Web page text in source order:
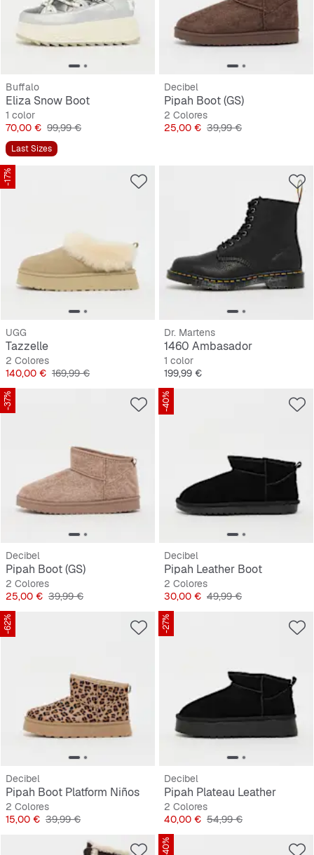
Buffalo
Eliza Snow Boot
1 color
Precio
70,00 € Precio original
99,99 €
Last Sizes
Decibel
Pipah Boot (GS)
2 Colores
Precio
25,00 € Precio original
39,99 €
-17%
UGG
Tazzelle
2 Colores
Precio
140,00 € Precio original
169,99 €
Dr. Martens
1460 Ambasador
1 color
Precio
199,99 €
-37%
Decibel
Pipah Boot (GS)
2 Colores
Precio
25,00 € Precio original
39,99 €
-40%
Decibel
Pipah Leather Boot
2 Colores
Precio
30,00 € Precio original
49,99 €
-62%
Decibel
Pipah Boot Platform Niños
2 Colores
Precio
15,00 € Precio original
39,99 €
-27%
Decibel
Pipah Plateau Leather
2 Colores
Precio
40,00 € Precio original
54,99 €
-40%